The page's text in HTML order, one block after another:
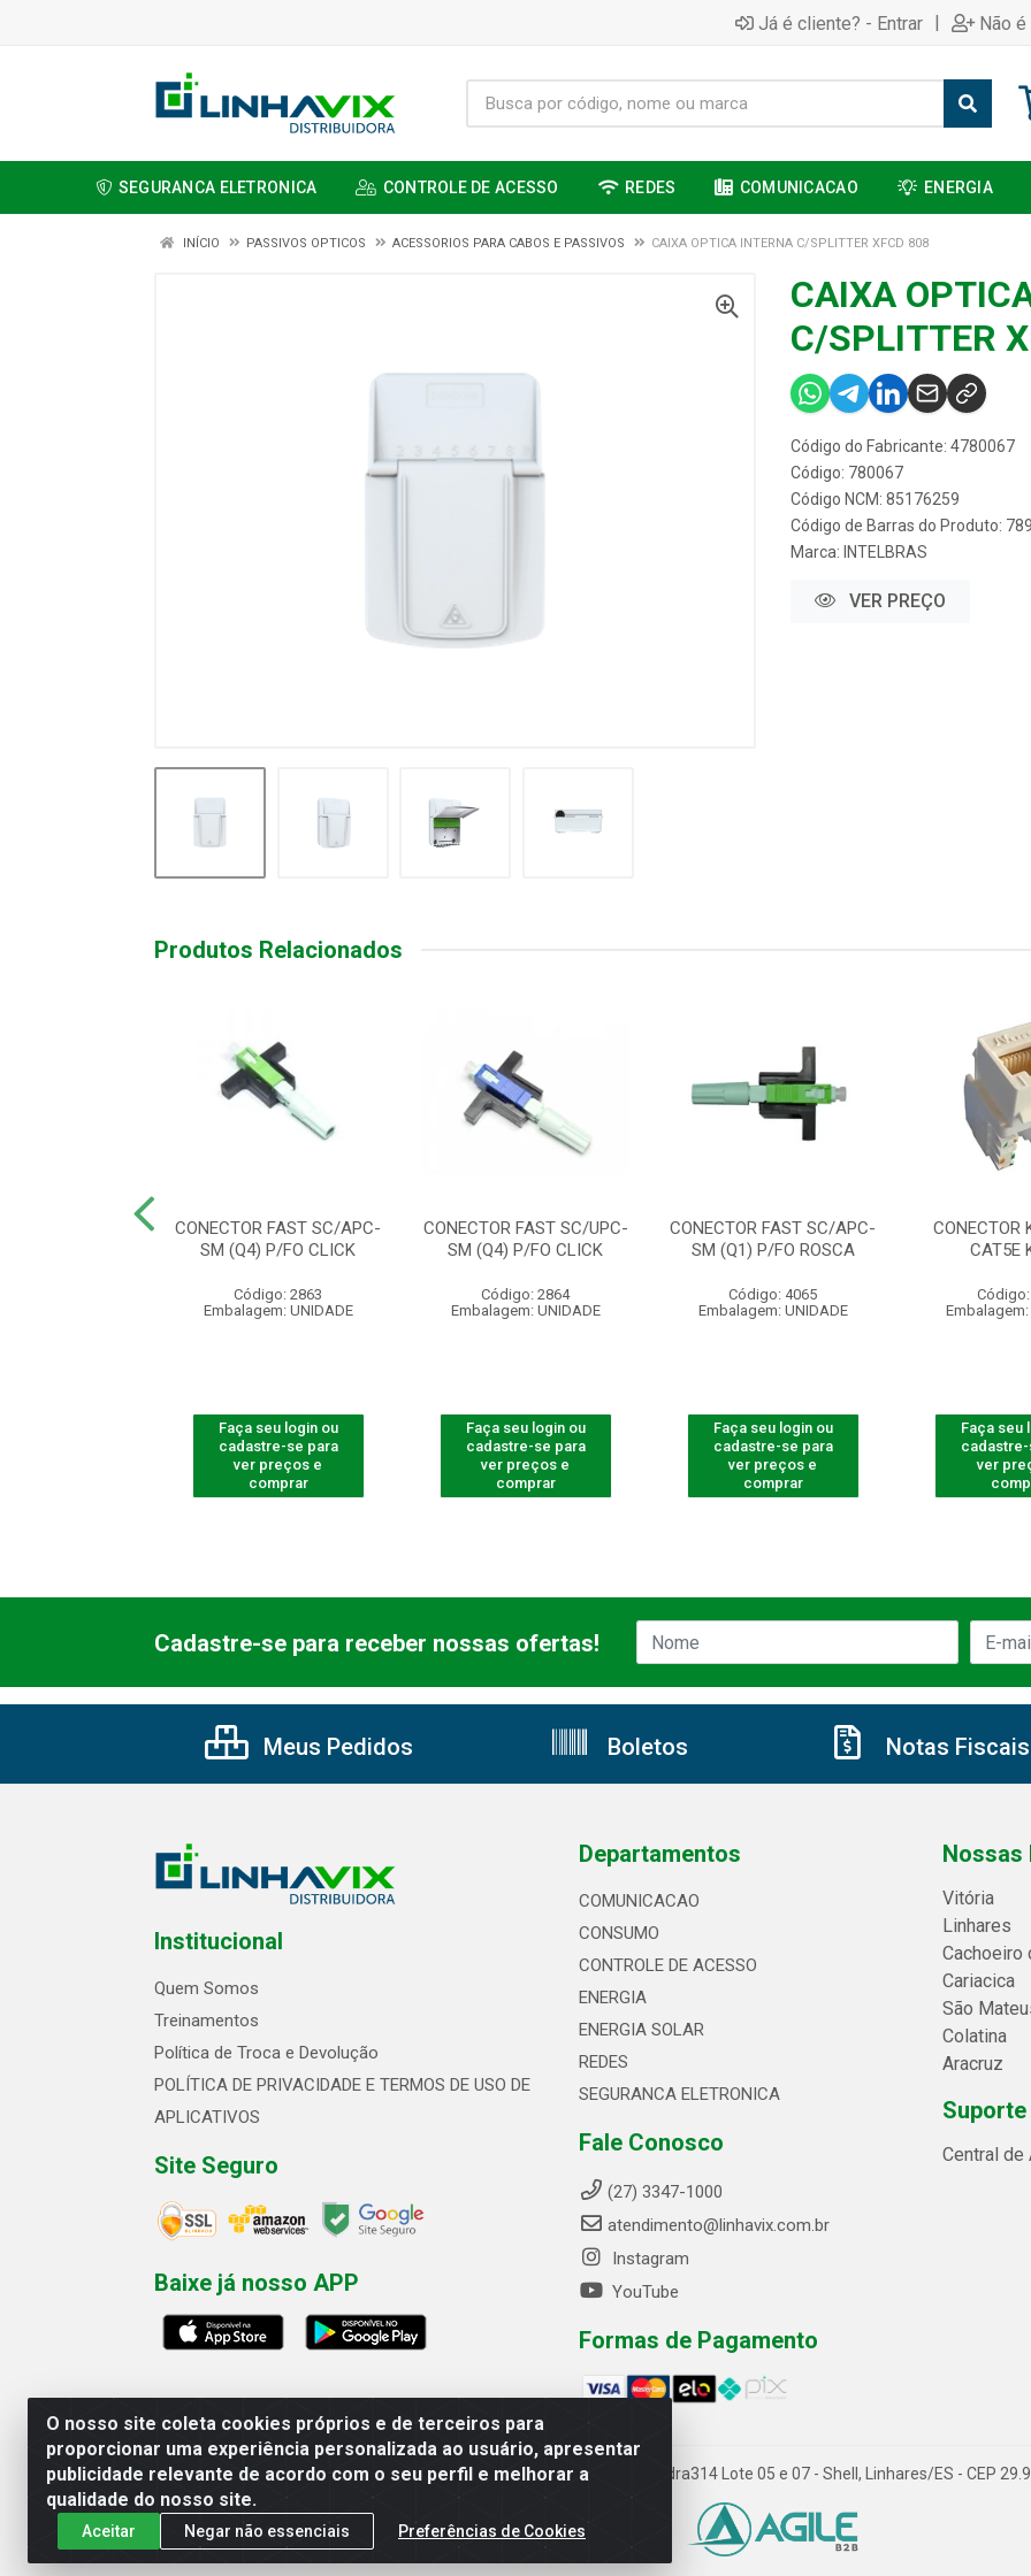
Já é cliente? - Entrar | Não
SEGURANCA ELETRONICA CONTROLE DE ACESSO REDES COMUNICACAO ENERGIA
INÍCIO PASSIVOS OPTICOS ACESSORIOS PARA CABOS E PASSIVOS CAIXA OPTICA INTERNA C/SPLITTER XFCD 808
CAIXA
C/SPLITTER
Código do Fabricante: 4780067
Código: 780067
Código NCM: 85176259
Código de Barras do Produto:
Marca: INTELBRAS
VER PREÇO
Produtos Relacionados
CONECTOR FAST SC/APC-
SM (Q4) P/FO CLICK
Código: 2863
Embalagem: UNIDADE
Faça seu login ou
cadastre-se para
ver preços e
comprar
CONECTOR FAST SC/UPC-
SM (Q4) P/FO CLICK
Código: 2864
Embalagem: UNIDADE
Faça seu login ou
cadastre-se para
ver preços e
comprar
CONECTOR FAST SC/APC-
SM (Q1) P/FO ROSCA
Código: 4065
Embalagem: UNIDADE
Faça seu login ou
cadastre-se para
ver preços e
comprar
CONECTOR
CAT5E
Embalagem:
Faça seu
ver
O nosso site coleta cookies próprios e de terceiros para
proporcionar uma experiência personalizada ao usuário, apresentar
publicidade relevante de acordo com o seu perfil e melhorar a
qualidade do nosso site.
Aceitar Negar não essenciais Preferências de Cookies
Cadastre-se para receber nossas ofertas!
Meus Pedidos Boletos Notas Fiscais
Institucional
Quem Somos
Treinamentos
Política de Troca e Devolução
POLÍTICA DE PRIVACIDADE E TERMOS DE USO DE
APLICATIVOS
Site Seguro
Baixe já nosso APP
Departamentos
COMUNICACAO
CONSUMO
CONTROLE DE ACESSO
ENERGIA
ENERGIA SOLAR
REDES
SEGURANCA ELETRONICA
Fale Conosco
(27) 3347-1000
atendimento@linhavix.com.br
Instagram
YouTube
Formas de Pagamento
Nossas
Vitória
Linhares
Cachoeiro
Cariacica
São
Colatina
Aracruz
Central de
Linhavix Distribuidora LTDA - Avenida Alegre, 2521 - Quadra314 Lote 05 e 07 - Shell, Linhares/ES - CEP